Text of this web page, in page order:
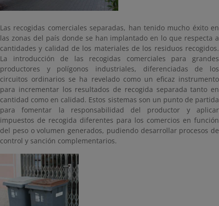
Las recogidas comerciales separadas, han tenido mucho éxito en
las zonas del país donde se han implantado en lo que respecta a
cantidades y calidad de los materiales de los residuos recogidos.
La introducción de las recogidas comerciales para grandes
productores y polígonos industriales, diferenciadas de los
circuitos ordinarios se ha revelado como un eficaz instrumento
para incrementar los resultados de recogida separada tanto en
cantidad como en calidad. Estos sistemas son un punto de partida
para fomentar la responsabilidad del productor y aplicar
impuestos de recogida diferentes para los comercios en función
del peso o volumen generados, pudiendo desarrollar procesos de
control y sanción complementarios.